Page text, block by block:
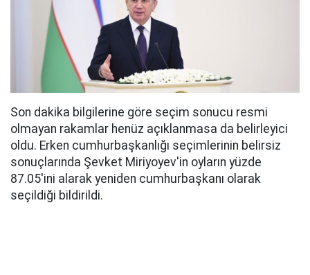
Son dakika bilgilerine göre seçim sonucu resmi
olmayan rakamlar henüz açıklanmasa da belirleyici
oldu. Erken cumhurbaşkanlığı seçimlerinin belirsiz
sonuçlarında Şevket Miriyoyev'in oyların yüzde
87.05'ini alarak yeniden cumhurbaşkanı olarak
seçildiği bildirildi.